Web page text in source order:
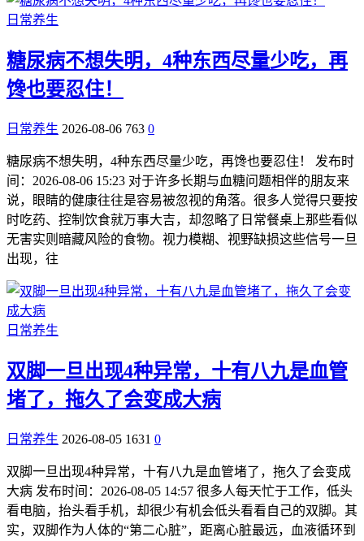
日常养生
糖尿病不想失明，4种东西尽量少吃，再
馋也要忍住！
日常养生 2026-08-06 763 0
糖尿病不想失明，4种东西尽量少吃，再馋也要忍住！ 发布时
间：2026-08-06 15:23 对于许多长期与血糖问题相伴的朋友来
说，眼睛的健康往往是容易被忽视的角落。很多人觉得只要按
时吃药、控制饮食就万事大吉，却忽略了日常餐桌上那些看似
无害实则暗藏风险的食物。视力模糊、视野缺损这些信号一旦
出现，往
日常养生
双脚一旦出现4种异常，十有八九是血管
堵了，拖久了会变成大病
日常养生 2026-08-05 1631 0
双脚一旦出现4种异常，十有八九是血管堵了，拖久了会变成
大病 发布时间：2026-08-05 14:57 很多人每天忙于工作，低头
看电脑，抬头看手机，却很少有机会低头看看自己的双脚。其
实，双脚作为人体的“第二心脏”，距离心脏最远，血液循环到